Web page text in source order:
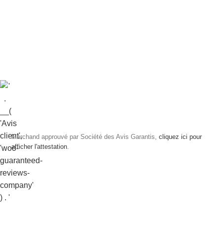
Marchand approuvé par Société des Avis Garantis, cliquez ici pour
afficher l'attestation.